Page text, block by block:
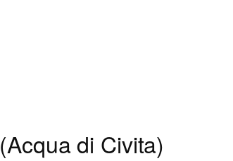
(Acqua di Civita)